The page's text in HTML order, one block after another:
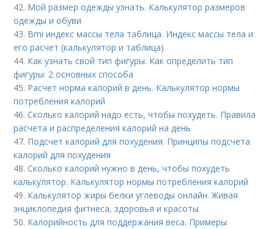
42. Мой размер одежды узнать. Калькулятор размеров
одежды и обуви
43. Bmi индекс массы тела таблица. Индекс массы тела и
его расчет (калькулятор и таблица)
44. Как узнать свой тип фигуры. Как определить тип
фигуры: 2 основных способа
45. Расчет норма калорий в день. Калькулятор нормы
потребления калорий
46.Сколько калорий надо есть, чтобы похудеть. Правила
расчета и распределения калорий на день
47. Подсчет калорий для похудения. Принципы подсчета
калорий для похудения
48.Сколько калорий нужно в день, чтобы похудеть
калькулятор. Калькулятор нормы потребления калорий
49. Калькулятор жиры белки углеводы онлайн. Живая
энциклопедия фитнеса, здоровья и красоты
50. Калорийность для поддержания веса. Примеры